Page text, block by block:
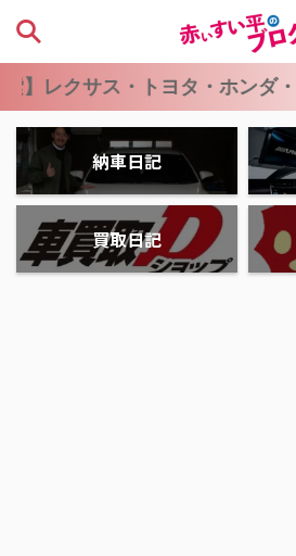
トヨタ・ホンダ・ニッサン・
納車日記
買取日記